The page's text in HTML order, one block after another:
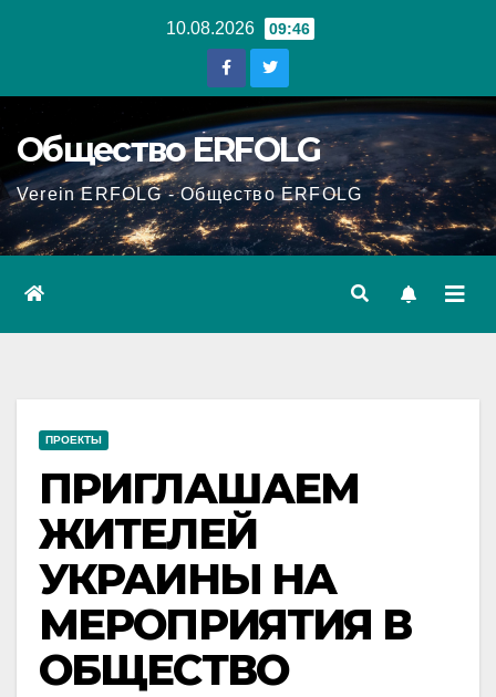
10.08.2026 09:46
Общество ERFOLG
Verein ERFOLG - Общество ERFOLG
ПРОЕКТЫ
ПРИГЛАШАЕМ
ЖИТЕЛЕЙ
УКРАИНЫ НА
МЕРОПРИЯТИЯ В
ОБЩЕСТВО